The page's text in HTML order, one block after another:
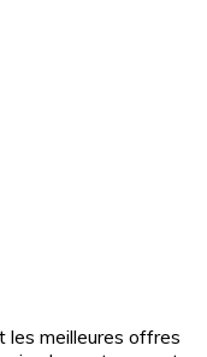
les meilleures offres